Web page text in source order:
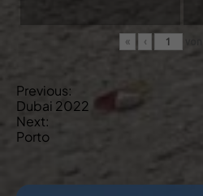
« ‹
B
e
i
r
Previous:
Dubai 2022
Next:
Porto